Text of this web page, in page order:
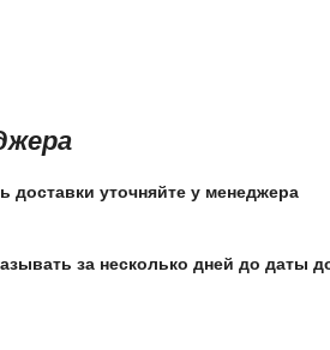
уточняйте у менеджера
за несколько дней до даты